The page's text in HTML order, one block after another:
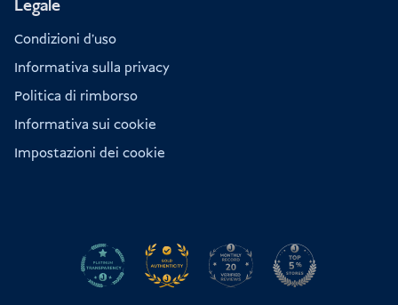
Legale
Condizioni d'uso
Informativa sulla privacy
Politica di rimborso
Informativa sui cookie
Impostazioni dei cookie